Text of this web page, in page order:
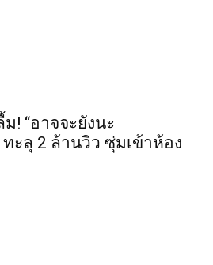
! “อาจจะยังนะ
ทะลุ 2 ล้านวิว ซุ่มเข้าห้อง